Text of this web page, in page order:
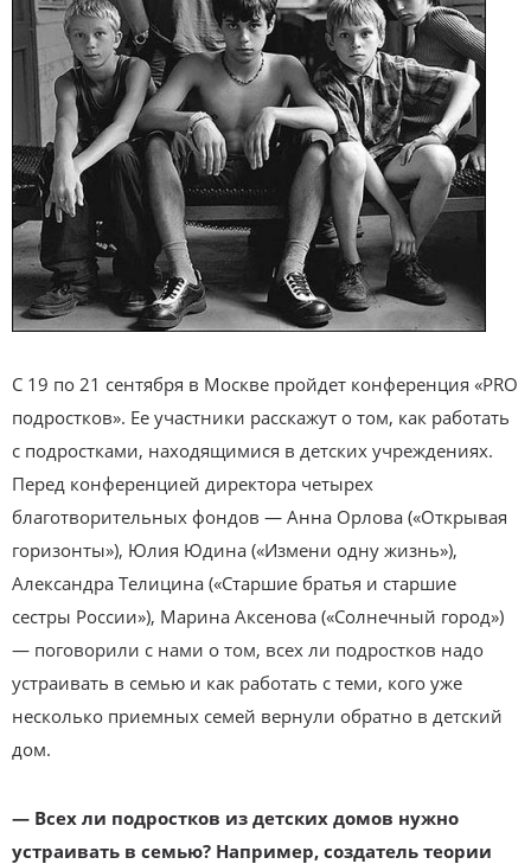
С 19 по 21 сентября в Москве пройдет конференция «PRO
подростков». Ее участники расскажут о том, как работать
с подростками, находящимися в детских учреждениях.
Перед конференцией директора четырех
благотворительных фондов — Анна Орлова («Открывая
горизонты»), Юлия Юдина («Измени одну жизнь»),
Александра Телицина («Старшие братья и старшие
сестры России»), Марина Аксенова («Солнечный город»)
— поговорили с нами о том, всех ли подростков надо
устраивать в семью и как работать с теми, кого уже
несколько приемных семей вернули обратно в детский
дом.
— Всех ли подростков из детских домов нужно
устраивать в семью? Например, создатель теории